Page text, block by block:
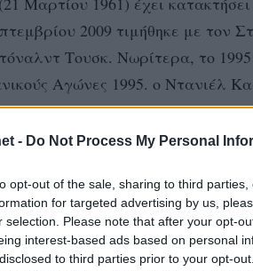
- Do Not Process My Personal
opt-out of the sale, sharing to third
for targeted advertising by us,
selection. Please note that after your opt-
interest-based ads based on personal
to third parties prior to your opt-
2009 τιμήθηκε με τον
Τουσκ. Νωρίτερα, το 1995
Αγώνες 1995. ο Ντανιέλ
και Πολωνία. Το 2014
επίσης Ομοσπονδιακός
στις Φενερμπαχτσέ,